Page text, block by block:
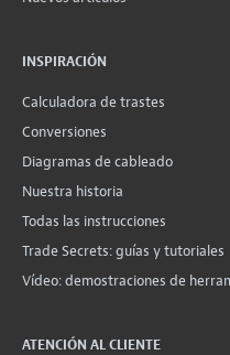
INSPIRACIÓN
Calculadora de trastes
Conversiones
Diagramas de cableado
Nuestra historia
Todas las instrucciones
Trade Secrets: guías y tutoriales
Vídeo: demostraciones de
ATENCIÓN AL CLIENTE